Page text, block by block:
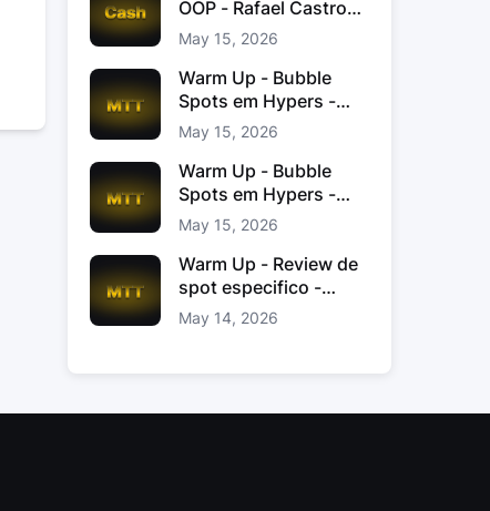
OOP - Rafael Castro
Jacinto
May 15, 2026
Warm Up - Bubble
Spots em Hypers -
João “JoaoChef“
Branco
May 15, 2026
Warm Up - Bubble
Spots em Hypers -
João JoaoChef
Branco
May 15, 2026
Warm Up - Review de
spot especifico -
xinas85
May 14, 2026